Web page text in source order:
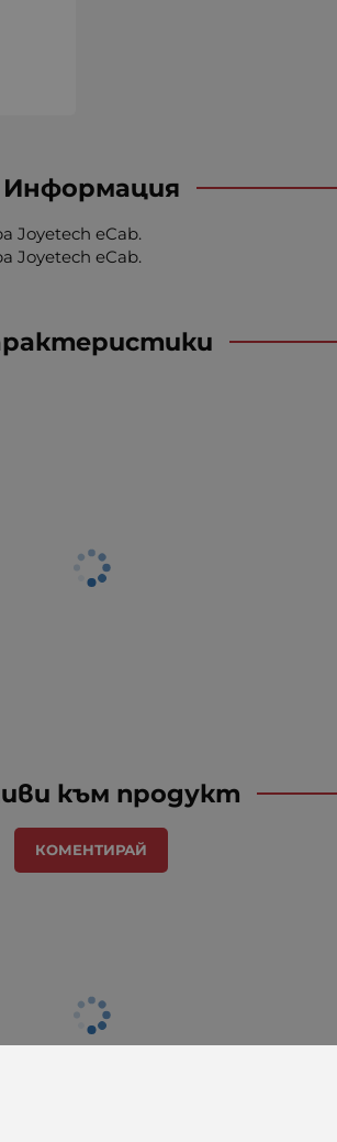
Информация
Joyetech eCab.
Joyetech eCab.
към продукт
КОМЕНТИРАЙ